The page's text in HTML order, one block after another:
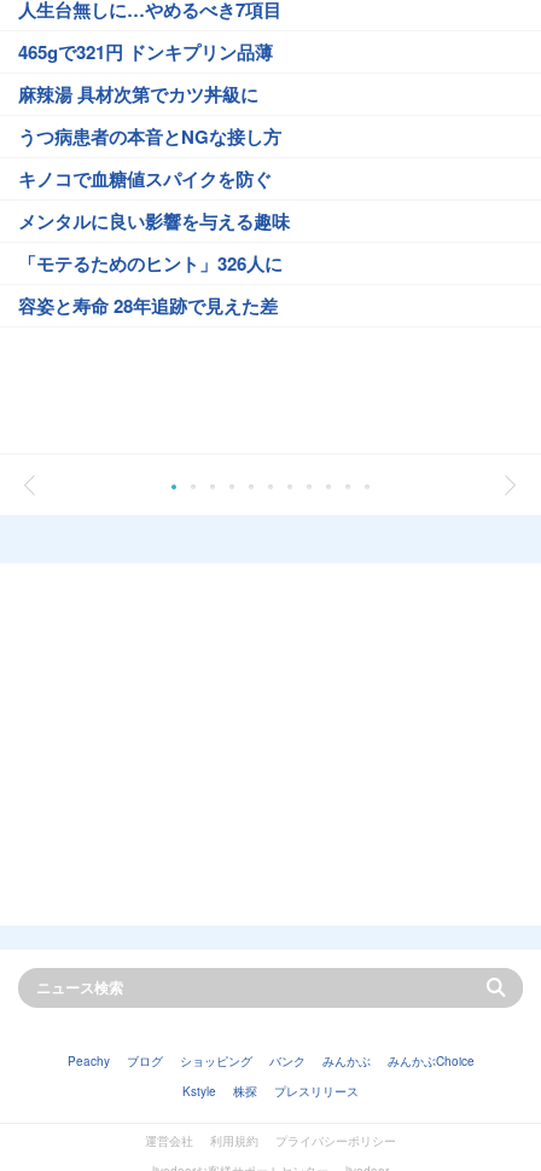
人生台無しに…やめるべき7項目
465gで321円 ドンキプリン品薄
麻辣湯 具材次第でカツ丼級に
うつ病患者の本音とNGな接し方
キノコで血糖値スパイクを防ぐ
メンタルに良い影響を与える趣味
「モテるためのヒント」326人に
容姿と寿命 28年追跡で見えた差
Peachy ブログ ショッピング バンク みんかぶ
みんかぶChoice
Kstyle
株探 プレスリリース
運営会社 利用規約
プライバシーポリシー